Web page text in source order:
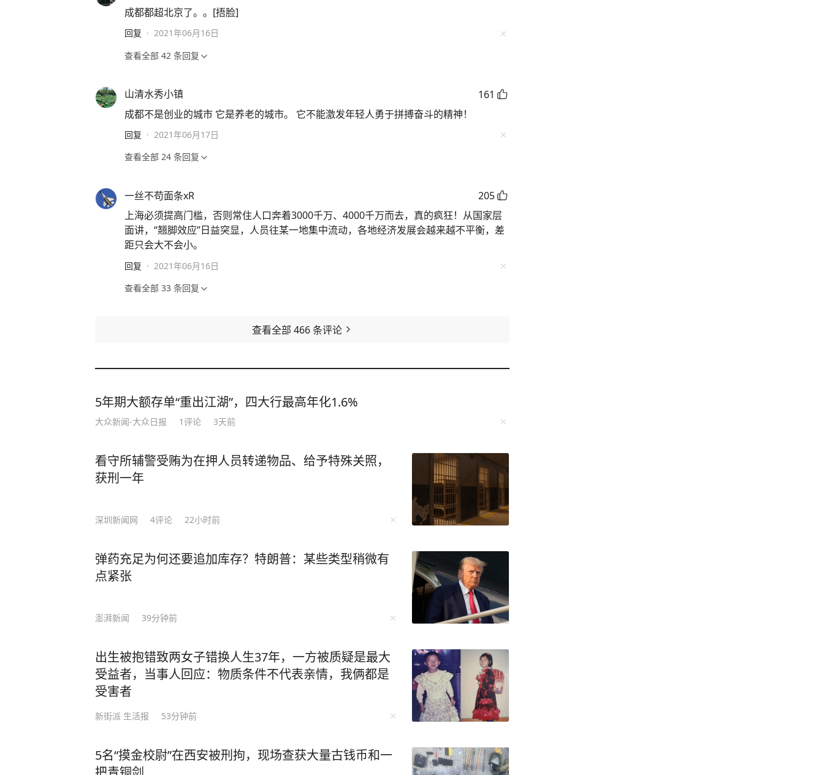
成都都超北京了。。[捂脸]
回复 · 2021年06月16日
查看全部 42 条回复
山清水秀小镇
161
成都不是创业的城市 它是养老的城市。 它不能激发年轻人勇于拼搏奋斗的精神！
回复 · 2021年06月17日
查看全部 24 条回复
一丝不苟面条xR
205
上海必须提高门槛，否则常住人口奔着3000千万、4000千万而去，真的疯狂！从国家层
面讲，“翘脚效应”日益突显，人员往某一地集中流动，各地经济发展会越来越不平衡，差
距只会大不会小。
回复 · 2021年06月16日
查看全部 33 条回复
查看全部 466条评论
5年期大额存单“重出江湖”，四大行最高年化1.6%
大众新闻-大众日报 1评论 3天前
看守所辅警受贿为在押人员转递物品、给予特殊关照，
获刑一年
深圳新闻网 4评论 22小时前
弹药充足为何还要追加库存？特朗普：某些类型稍微有
点紧张
澎湃新闻 39分钟前
出生被抱错致两女子错换人生37年，一方被质疑是最大
受益者，当事人回应：物质条件不代表亲情，我俩都是
受害者
新街派 生活报 53分钟前
5名“摸金校尉”在西安被刑拘，现场查获大量古钱币和一